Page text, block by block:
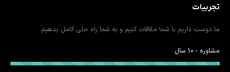
کردن
در
پنجره
جدید
کردن
در
پنجره
جدید
در
پنجره
جدید
در
جدید
در
جدید
در
جدید
در
جدید
تجربیات
ما دوست داریم با شما ملاقات کنیم و به شما راه حلی کامل بدهیم
مشاوره - 10 سال